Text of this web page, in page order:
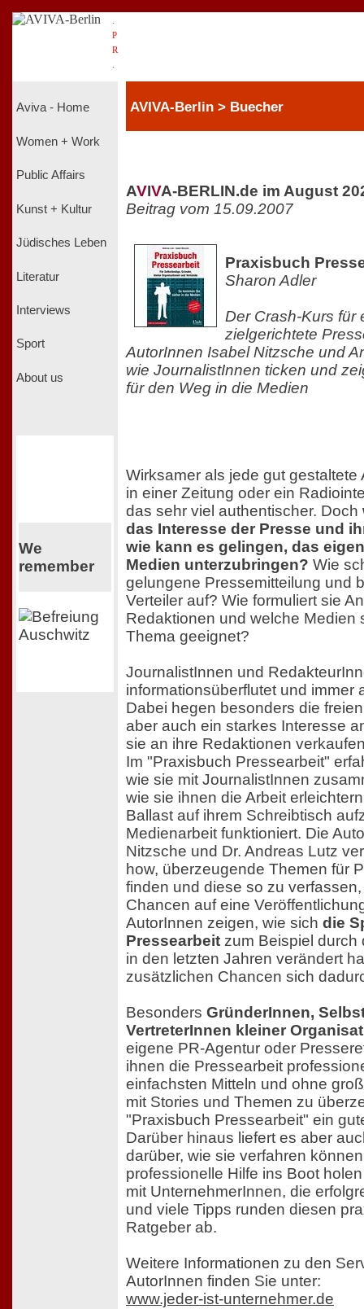
P
R
Aviva - Home
Women + Work
Public Affairs
Kunst + Kultur
Jüdisches Leben
Literatur
Interviews
Sport
About us
We
remember
AVIVA-Berlin > Buecher
AVIVA-BERLIN.de im August
Beitrag vom 15.09.2007
Praxisbuch
Sharon Adler
Der Crash-Kurs für
zielgerichtete
AutorInnen Isabel Nitzsche und
wie JournalistInnen ticken und
für den Weg in die Medien
Wirksamer als jede gut gestaltete
in einer Zeitung oder ein
das sehr viel authentischer. Doch
das Interesse der Presse und
wie kann es gelingen, das
Medien unterzubringen? Wie
gelungene Pressemitteilung und
Verteiler auf? Wie formuliert sie
Redaktionen und welche Medien
Thema geeignet?
JournalistInnen und
informationsüberflutet und immer
Dabei hegen besonders die
aber auch ein starkes Interesse
sie an ihre Redaktionen
Im "Praxisbuch Pressearbeit"
wie sie mit JournalistInnen
wie sie ihnen die Arbeit
Ballast auf ihrem Schreibtisch
Medienarbeit funktioniert. Die
Nitzsche und Dr. Andreas Lutz
how, überzeugende Themen für
finden und diese so zu
Chancen auf eine
AutorInnen zeigen, wie sich die
Pressearbeit zum Beispiel durch
in den letzten Jahren verändert
zusätzlichen Chancen sich
Besonders GründerInnen,
VertreterInnen kleiner
eigene PR-Agentur oder
ihnen die Pressearbeit
einfachsten Mitteln und ohne
mit Stories und Themen zu
"Praxisbuch Pressearbeit" ein
Darüber hinaus liefert es aber
darüber, wie sie verfahren
professionelle Hilfe ins Boot
mit UnternehmerInnen, die
und viele Tipps runden diesen
Ratgeber ab.
Weitere Informationen zu den
AutorInnen finden Sie unter:
www.jeder-ist-unternehmer.de